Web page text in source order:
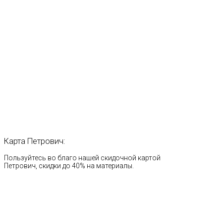
Карта Петрович:
Пользуйтесь во благо нашей скидочной картой
Петрович, скидки до 40% на материалы.